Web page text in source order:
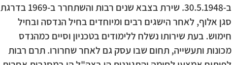
ב-30.5.1948. שירת בצבא שנים רבות והשתחרר ב-1969 בדרגת
סגן אלוף, לאחר הישגים רבים ומיוחדים בחיל הנדסה ובחיל
חימוש. בעת שירותו נשלח ללימודים בטכניון וסיים כמהנדס
מכונות ותעשייה, תחום שבו עסק גם לאחר שחרורו. תרם רבות